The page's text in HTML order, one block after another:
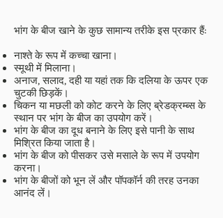
भांग के बीज खाने के कुछ सामान्य तरीके इस प्रकार हैं:
नाश्ते के रूप में कच्चा खाना।
स्मूथी में मिलाना।
अनाज, सलाद, दही या यहां तक कि दलिया के ऊपर एक
चुटकी छिड़कें।
चिकन या मछली को कोट करने के लिए ब्रेडक्रम्ब्स के
स्थान पर भांग के बीज का उपयोग करें।
भांग के बीज का दूध बनाने के लिए इसे पानी के साथ
मिश्रित किया जाता है।
भांग के बीज को पीसकर उसे मसाले के रूप में उपयोग
करना।
भांग के बीजों को भून लें और पॉपकॉर्न की तरह उनका
आनंद लें।